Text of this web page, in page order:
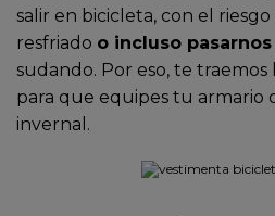
salir en bicicleta, con el
resfriado o incluso
sudando. Por eso, te traemos
para que equipes tu armario
invernal.